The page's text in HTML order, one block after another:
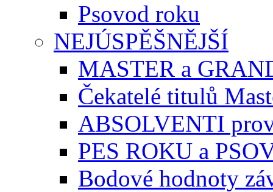
Psovod roku
NEJÚSPĚŠNĚJŠÍ
MASTER a
Čekatelé titulů
ABSOLVENTI
PES ROKU a
Bodové hodnoty